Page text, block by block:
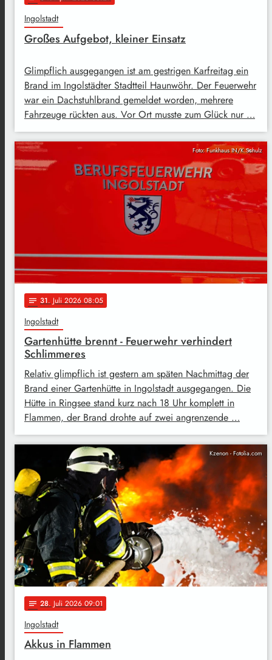
Ingolstadt
Großes Aufgebot, kleiner Einsatz
Glimpflich ausgegangen ist am gestrigen Karfreitag ein
Brand im Ingolstädter Stadtteil Haunwöhr. Der Feuerwehr
war ein Dachstuhlbrand gemeldet worden, mehrere
Fahrzeuge rückten aus. Vor Ort musste zum Glück nur …
Foto: Funkhaus IN/K.Schulz
notes 31. Juli 2026 08:05
Ingolstadt
Gartenhütte brennt - Feuerwehr verhindert
Schlimmeres
Relativ glimpflich ist gestern am späten Nachmittag der
Brand einer Gartenhütte in Ingolstadt ausgegangen. Die
Hütte in Ringsee stand kurz nach 18 Uhr komplett in
Flammen, der Brand drohte auf zwei angrenzende …
Kzenon - Fotolia.com
notes 28. Juli 2026 09:01
Ingolstadt
Akkus in Flammen